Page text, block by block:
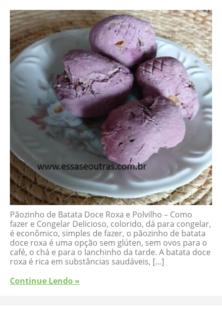
Pãozinho de Batata Doce Roxa e Polvilho – Como
fazer e Congelar Delicioso, colorido, dá para congelar,
é econômico, simples de fazer, o pãozinho de batata
doce roxa é uma opção sem glúten, sem ovos para o
café, o chá e para o lanchinho da tarde. A batata doce
roxa é rica em substâncias saudáveis, […]
Continue Lendo »